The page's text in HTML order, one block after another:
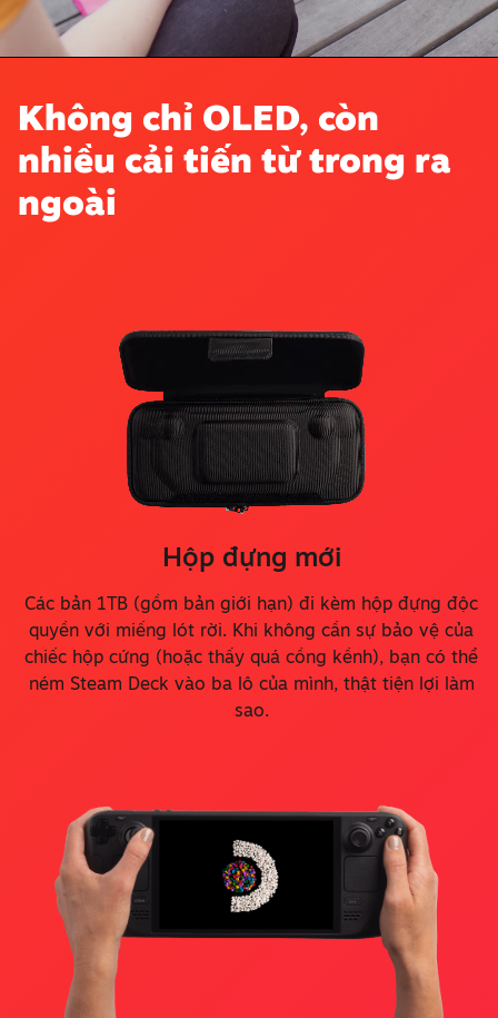
Không chỉ OLED, còn
nhiều cải tiến từ trong ra
ngoài
Hộp đựng mới
Các bản 1TB (gồm bản giới hạn) đi kèm hộp đựng độc
quyền với miếng lót rời. Khi không cần sự bảo vệ của
chiếc hộp cứng (hoặc thấy quá cồng kềnh), bạn có thể
ném Steam Deck vào ba lô của mình, thật tiện lợi làm
sao.